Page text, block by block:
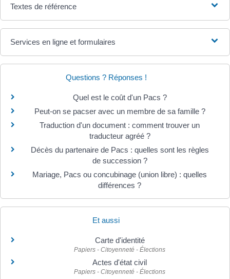
Textes de référence
Services en ligne et formulaires
Questions ? Réponses !
Quel est le coût d'un Pacs ?
Peut-on se pacser avec un membre de sa famille ?
Traduction d'un document : comment trouver un
traducteur agréé ?
Décès du partenaire de Pacs : quelles sont les règles
de succession ?
Mariage, Pacs ou concubinage (union libre) : quelles
différences ?
Et aussi
Carte d'identité
Papiers - Citoyenneté - Élections
Actes d'état civil
Papiers - Citoyenneté - Élections